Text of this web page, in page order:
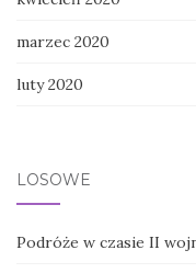
marzec 2020
luty 2020
LOSOWE
Podróże w czasie II